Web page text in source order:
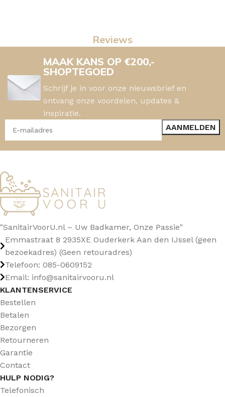
Reviews
MAAK KANS OP €200,-
SHOPTEGOED
Schrijf je in voor onze nieuwsbrief en
ontvang onze voordelen, updates &
inspiratie.
"SanitairVoorU.nl – Uw Badkamer, Onze Passie"
Emmastraat 8 2935XE Ouderkerk Aan den IJssel (geen
bezoekadres) (Geen retouradres)
Telefoon: 085-0609152
Email: info@sanitairvooru.nl
KLANTENSERVICE
Bestellen
Betalen
Bezorgen
Retourneren
Garantie
Contact
HULP NODIG?
Telefonisch